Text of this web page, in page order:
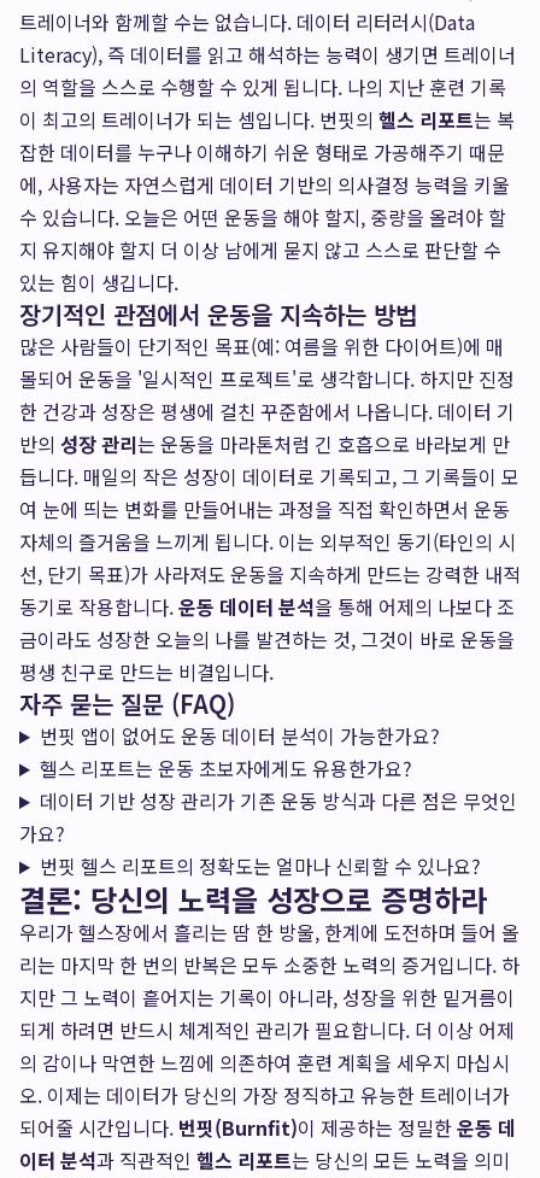
트레이너와 함께할 수는 없습니다. 데이터 리터러시(Data
Literacy), 즉 데이터를 읽고 해석하는 능력이 생기면 트레이너
의 역할을 스스로 수행할 수 있게 됩니다. 나의 지난 훈련 기록
이 최고의 트레이너가 되는 셈입니다. 번핏의 헬스 리포트는 복
잡한 데이터를 누구나 이해하기 쉬운 형태로 가공해주기 때문
에, 사용자는 자연스럽게 데이터 기반의 의사결정 능력을 키울
수 있습니다. 오늘은 어떤 운동을 해야 할지, 중량을 올려야 할
지 유지해야 할지 더 이상 남에게 묻지 않고 스스로 판단할 수
있는 힘이 생깁니다.
장기적인 관점에서 운동을 지속하는 방법
많은 사람들이 단기적인 목표(예: 여름을 위한 다이어트)에 매
몰되어 운동을 '일시적인 프로젝트'로 생각합니다. 하지만 진정
한 건강과 성장은 평생에 걸친 꾸준함에서 나옵니다. 데이터 기
반의 성장 관리는 운동을 마라톤처럼 긴 호흡으로 바라보게 만
듭니다. 매일의 작은 성장이 데이터로 기록되고, 그 기록들이 모
여 눈에 띄는 변화를 만들어내는 과정을 직접 확인하면서 운동
자체의 즐거움을 느끼게 됩니다. 이는 외부적인 동기(타인의 시
선, 단기 목표)가 사라져도 운동을 지속하게 만드는 강력한 내적
동기로 작용합니다.운동 데이터 분석을 통해 어제의 나보다 조
금이라도 성장한 오늘의 나를 발견하는 것, 그것이 바로 운동을
평생 친구로 만드는 비결입니다.
자주 묻는 질문 (FAQ)
번핏 앱이 없어도 운동 데이터 분석이 가능한가요?
헬스 리포트는 운동 초보자에게도 유용한가요?
데이터 기반 성장 관리가 기존 운동 방식과 다른 점은 무엇인
가요?
번핏 헬스 리포트의 정확도는 얼마나 신뢰할 수 있나요?
결론: 당신의 노력을 성장으로 증명하라
우리가 헬스장에서 흘리는 땀 한 방울, 한계에 도전하며 들어 올
리는 마지막 한 번의 반복은 모두 소중한 노력의 증거입니다. 하
지만 그 노력이 흩어지는 기록이 아니라, 성장을 위한 밑거름이
되게 하려면 반드시 체계적인 관리가 필요합니다. 더 이상 어제
의 감이나 막연한 느낌에 의존하여 훈련 계획을 세우지 마십시
오. 이제는 데이터가 당신의 가장 정직하고 유능한 트레이너가
되어줄 시간입니다. 번핏(Burnfit)이 제공하는 정밀한운동 데
이터 분석과 직관적인 헬스 리포트는 당신의 모든 노력을 의미